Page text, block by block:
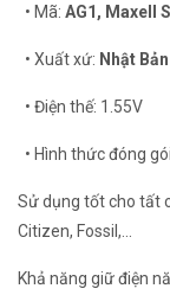
• Mã: AG1, Maxell
• Xuất xứ: Nhật Bản
• Điện thế: 1.55V
• Hình thức đóng
Sử dụng tốt cho tất
Citizen, Fossil,...
Khả năng giữ điện